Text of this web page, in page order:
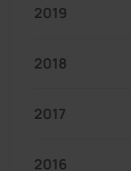
2019
2018
2017
2016